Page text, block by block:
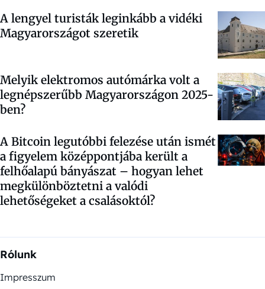
A lengyel turisták leginkább a vidéki
Magyarországot szeretik
Melyik elektromos autómárka volt a
legnépszerűbb Magyarországon 2025-
ben?
A Bitcoin legutóbbi felezése után ismét
a figyelem középpontjába került a
felhőalapú bányászat – hogyan lehet
megkülönböztetni a valódi
lehetőségeket a csalásoktól?
Rólunk
Impresszum